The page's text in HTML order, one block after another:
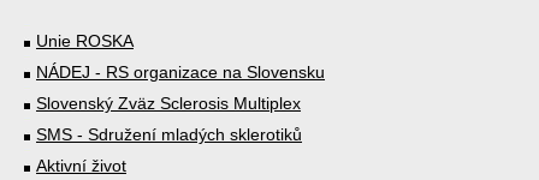
Unie ROSKA
NÁDEJ - RS organizace na Slovensku
Slovenský Zväz Sclerosis Multiplex
SMS - Sdružení mladých sklerotiků
Aktivní život